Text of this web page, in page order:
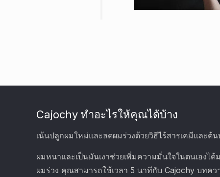
Cajochy ทำอะไรให้คุณได้บ้าง
เน้นปลูกผมใหม่และลดผมร่วงด้วยวิธีไร้สารเคมีและต้
ผมหนาและเป็นมันเงาช่วยเพิ่มความมั่นใจในตนเอง
ผมร่วง คุณสามารถใช้เวลา 5 นาทีกับ Cajochy บทคว